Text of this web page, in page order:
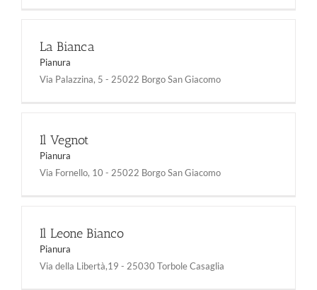
La Bianca
Pianura
Via Palazzina, 5 - 25022 Borgo San Giacomo
Il Vegnot
Pianura
Via Fornello, 10 - 25022 Borgo San Giacomo
Il Leone Bianco
Pianura
Via della Libertà,19 - 25030 Torbole Casaglia